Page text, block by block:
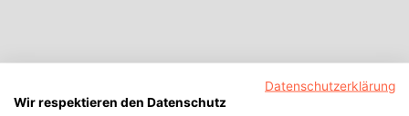
Datenschutzerklärung
Wir respektieren den Datenschutz